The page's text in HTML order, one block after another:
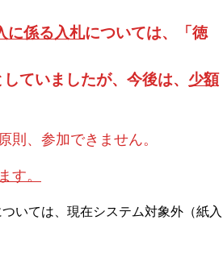
に係る入札については、「徳
ていましたが、今後は、 少額
、参加できません。
す。
いては、現在システム対象外（紙入